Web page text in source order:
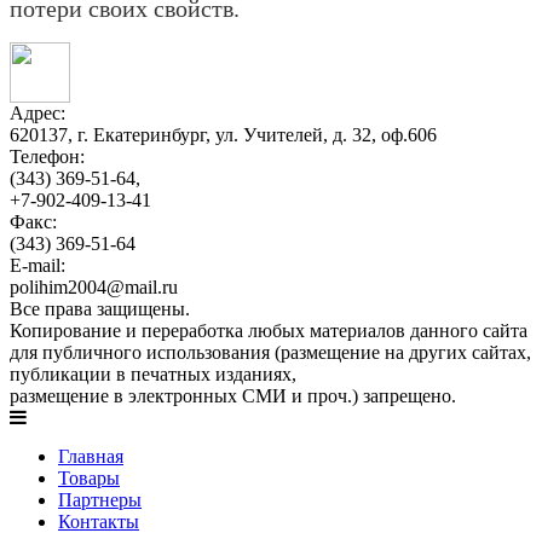
потери своих свойств.
Адрес:
620137, г. Екатеринбург, ул. Учителей, д. 32, оф.606
Телефон:
(343) 369-51-64,
+7-902-409-13-41
Факс:
(343) 369-51-64
E-mail:
polihim2004@mail.ru
Все права защищены.
Копирование и переработка любых материалов данного сайта
для публичного использования (размещение на других сайтах,
публикации в печатных изданиях,
размещение в электронных СМИ и проч.) запрещено.
Главная
Товары
Партнеры
Контакты